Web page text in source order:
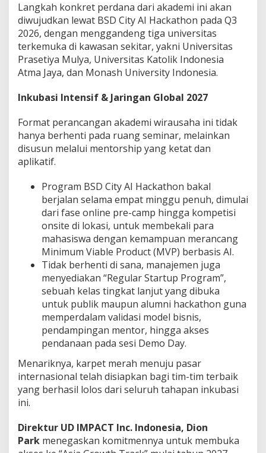
Langkah konkret perdana dari akademi ini akan
diwujudkan lewat BSD City AI Hackathon pada Q3
2026, dengan menggandeng tiga universitas
terkemuka di kawasan sekitar, yakni Universitas
Prasetiya Mulya, Universitas Katolik Indonesia
Atma Jaya, dan Monash University Indonesia.
Inkubasi Intensif & Jaringan Global 2027
Format perancangan akademi wirausaha ini tidak
hanya berhenti pada ruang seminar, melainkan
disusun melalui mentorship yang ketat dan
aplikatif.
Program BSD City AI Hackathon bakal
berjalan selama empat minggu penuh, dimulai
dari fase online pre-camp hingga kompetisi
onsite di lokasi, untuk membekali para
mahasiswa dengan kemampuan merancang
Minimum Viable Product (MVP) berbasis AI.
Tidak berhenti di sana, manajemen juga
menyediakan “Regular Startup Program”,
sebuah kelas tingkat lanjut yang dibuka
untuk publik maupun alumni hackathon guna
memperdalam validasi model bisnis,
pendampingan mentor, hingga akses
pendanaan pada sesi Demo Day.
Menariknya, karpet merah menuju pasar
internasional telah disiapkan bagi tim-tim terbaik
yang berhasil lolos dari seluruh tahapan inkubasi
ini.
Direktur UD IMPACT Inc. Indonesia, Dion
Park menegaskan komitmennya untuk membuka